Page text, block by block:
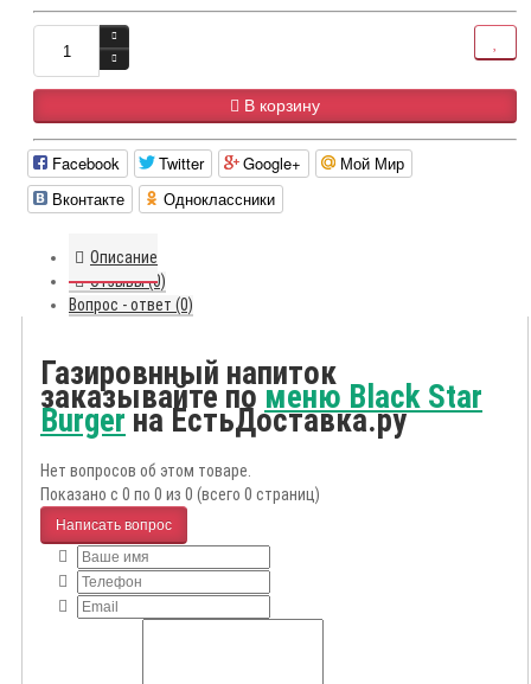
В корзину
Facebook Twitter Google+
Мой Мир
Вконтакте
Одноклассники
Описание
Отзывы (0)
Вопрос - ответ (0)
Газировнный напиток
заказывайте поменю Black Star
Burgerна ЕстьДоставка.ру
Нет вопросов об этом товаре.
Показано с 0 по 0 из 0 (всего 0 страниц)
Написать вопрос